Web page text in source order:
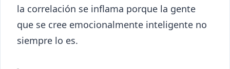
la correlación se inflama porque la gente
que se cree emocionalmente inteligente no
siempre lo es.